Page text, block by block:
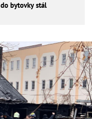
bytovky stál